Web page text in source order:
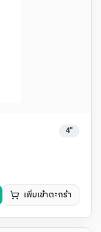
4"
เพิ่มเข้าตะกร้า